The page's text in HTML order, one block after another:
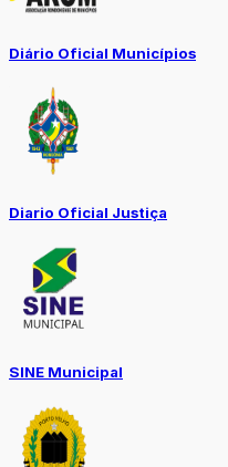
Diário Oficial Municípios
Diario Oficial Justiça
SINE Municipal